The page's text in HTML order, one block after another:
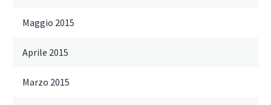
Maggio 2015
Aprile 2015
Marzo 2015